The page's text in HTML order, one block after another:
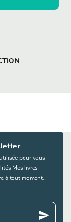
pour vous
Mes livres
à tout moment.
send